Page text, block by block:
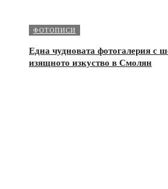
ФОТОПИСИ
Една чудновата фотогалерия с
изящното изкуство в Смолян